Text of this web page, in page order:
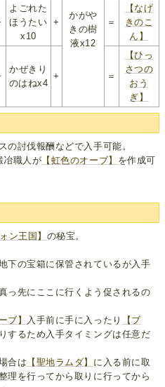
かがや
きの樹
液x12
よごれた
ほうたい
x10
+ ＝
【なげ
きのこ
ん】
かぜきり
のはねx4
+ ＝
【ひっ
さつの
おう
ぎ】
の討伐報酬などで入手可能。
冶職人が 【虹色のオーブ】 を作成可
ン王国】 の秘宝。
下の宝箱に保管されているが入手
っ先にここに行くよう促されるの
ブ】 入手前に手に入ったり
【ブ
するため入手タイミングは任意だ
合は 【聖地ラムダ】 に入る前に取
理を行ってから取りに行ってから